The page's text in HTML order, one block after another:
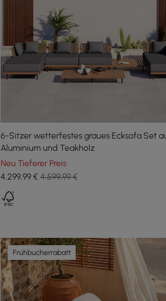
6-Sitzer wetterfestes graues Ecksofa Set
Aluminium und Teakholz
Neu Tieferer Preis
4.299,99€ 4.599,99 €
Frühbucherrabatt